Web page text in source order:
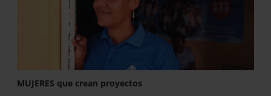
MUJERES que crean proyectos